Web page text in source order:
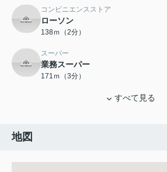
コンビニエンスストア
ローソン
138ｍ（2分）
スーパー
業務スーパー
171ｍ（3分）
すべて見る
地図